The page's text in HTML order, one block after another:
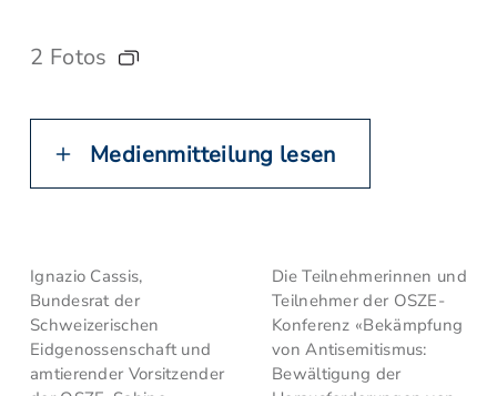
2 Fotos
Medienmitteilung lesen
Ignazio Cassis,
Bundesrat der
Schweizerischen
Eidgenossenschaft und
amtierender Vorsitzender
Die Teilnehmerinnen und
Teilnehmer der OSZE-
Konferenz «Bekämpfung
von Antisemitismus:
Bewältigung der